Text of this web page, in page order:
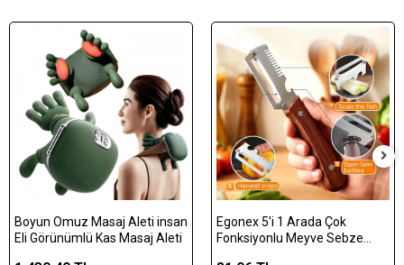
Boyun Omuz Masaj Aleti insan
Eli Görünümlü Kas Masaj Aleti
Egonex 5'i 1 Arada Çok
Fonksiyonlu Meyve Sebze